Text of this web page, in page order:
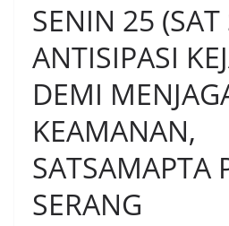
SENIN 25
ANTISIPASI
DEMI
KEAMANAN,
SATSAMAPTA
SERANG